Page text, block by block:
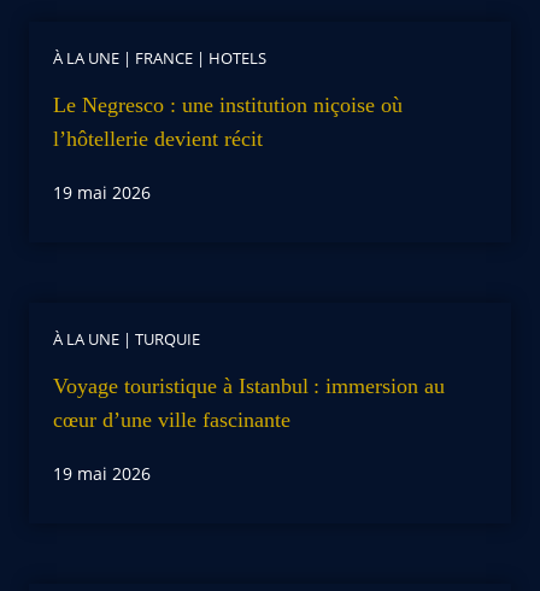
À LA UNE | FRANCE | HOTELS
Le Negresco : une institution niçoise où
l’hôtellerie devient récit
19 mai 2026
À LA UNE | TURQUIE
Voyage touristique à Istanbul : immersion au
cœur d’une ville fascinante
19 mai 2026